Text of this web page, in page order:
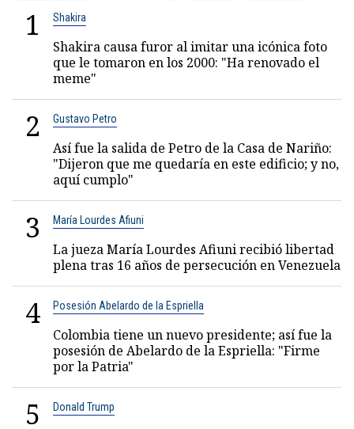
1 Shakira
Shakira causa furor al imitar una icónica foto
que le tomaron en los 2000: "Ha renovado el
meme"
2 Gustavo Petro
Así fue la salida de Petro de la Casa de Nariño:
"Dijeron que me quedaría en este edificio; y no,
aquí cumplo"
3 María Lourdes Afiuni
La jueza María Lourdes Afiuni recibió libertad
plena tras 16 años de persecución en Venezuela
4 Posesión Abelardo de la Espriella
Colombia tiene un nuevo presidente; así fue la
posesión de Abelardo de la Espriella: "Firme
por la Patria"
5 Donald Trump